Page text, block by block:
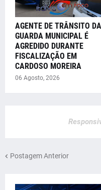
AGENTE DE TRÂNSITO DA
GUARDA MUNICIPAL É
AGREDIDO DURANTE
FISCALIZAÇÃO EM
CARDOSO MOREIRA
06 Agosto, 2026
Postagem Anterior